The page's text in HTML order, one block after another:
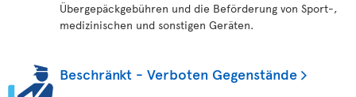
Übergepäckgebühren und die Beförderung von Sport-,
medizinischen und sonstigen Geräten.
Beschränkt - Verboten Gegenstände